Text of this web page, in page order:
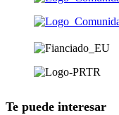
Te puede interesar